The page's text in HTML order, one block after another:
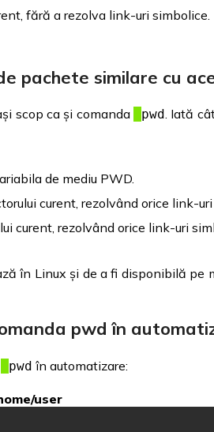
fără a rezolva link-uri simbolice.
pachete similare cu
scop ca și comanda pwd. Iată
de mediu PWD.
curent, rezolvând orice link-
curent, rezolvând orice link-uri
în Linux și de a fi disponibilă pe
pwd în
pwd în automatizare:
user